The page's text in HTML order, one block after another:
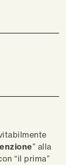
” alla
“il prima”